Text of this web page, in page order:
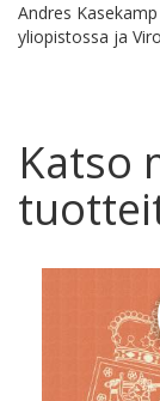
Andres
yliopistossa ja
Katso